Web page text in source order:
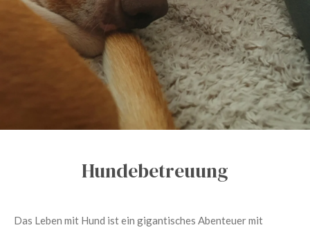
Hundebetreuung
Das Leben mit Hund ist ein gigantisches Abenteuer mit